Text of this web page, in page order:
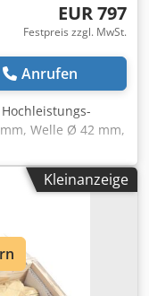
EUR 797
Festpreis zzgl. MwSt.
Anrufen
Hochleistungs-
Welle Ø 42 mm,
mm, innen Ø 36
Lieferumfang
Kleinanzeige